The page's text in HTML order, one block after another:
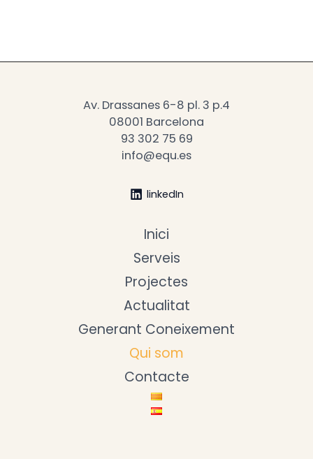
Av. Drassanes 6-8 pl. 3 p.4
08001 Barcelona
93 302 75 69
info@equ.es
linkedIn
Inici
Serveis
Projectes
Actualitat
Generant Coneixement
Qui som
Contacte